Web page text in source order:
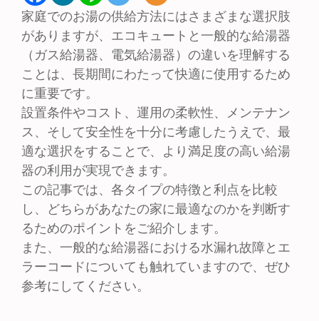
家庭でのお湯の供給方法にはさまざまな選択肢
がありますが、エコキュートと一般的な給湯器
（ガス給湯器、電気給湯器）の違いを理解する
ことは、長期間にわたって快適に使用するため
に重要です。
設置条件やコスト、運用の柔軟性、メンテナン
ス、そして安全性を十分に考慮したうえで、最
適な選択をすることで、より満足度の高い給湯
器の利用が実現できます。
この記事では、各タイプの特徴と利点を比較
し、どちらがあなたの家に最適なのかを判断す
るためのポイントをご紹介します。
また、一般的な給湯器における水漏れ故障とエ
ラーコードについても触れていますので、ぜひ
参考にしてください。